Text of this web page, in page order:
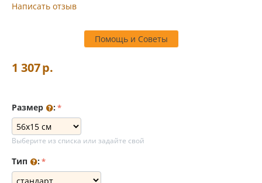
Написать отзыв
Помощь и Советы
1 307р.
Размер :
Выберите из списка или задайте свой
Тип :